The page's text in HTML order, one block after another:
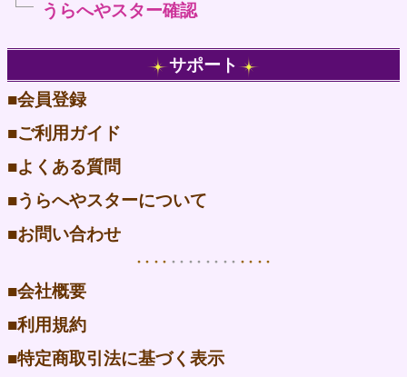
うらへやスター確認
サポート
■会員登録
■ご利用ガイド
■よくある質問
■うらへやスターについて
■お問い合わせ
‥‥ ‥‥‥‥ ‥‥
■会社概要
■利用規約
■特定商取引法に基づく表示